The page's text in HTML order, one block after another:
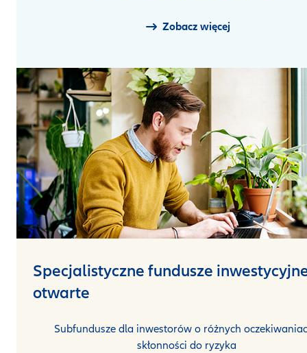
Zobacz więcej
Specjalistyczne fundusze
otwarte
Subfundusze dla inwestorów o różnych
skłonności do ryzyka